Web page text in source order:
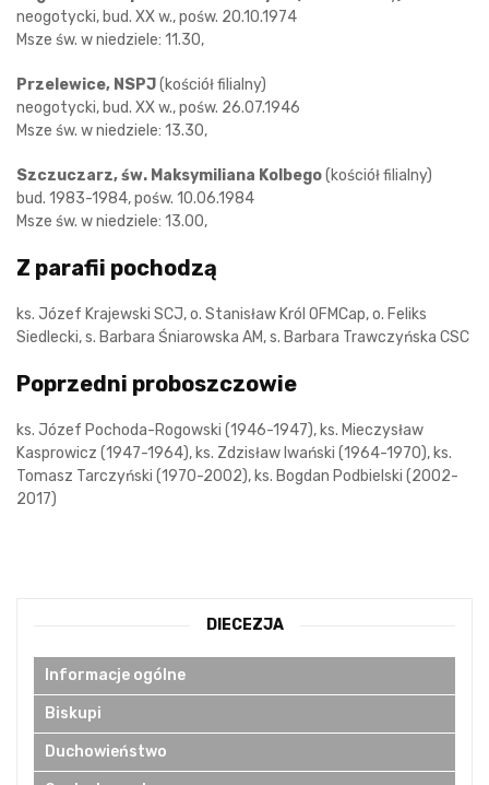
neogotycki, bud. XX w., pośw. 20.10.1974
Msze św. w niedziele: 11.30,
Przelewice, NSPJ(kościół filialny)
neogotycki, bud. XX w., pośw. 26.07.1946
Msze św. w niedziele: 13.30,
Szczuczarz, św. Maksymiliana Kolbego(kościół filialny)
bud. 1983-1984, pośw. 10.06.1984
Msze św. w niedziele: 13.00,
Z parafii pochodzą
ks. Józef Krajewski SCJ, o. Stanisław Król OFMCap, o. Feliks
Siedlecki, s. Barbara Śniarowska AM, s. Barbara Trawczyńska CSC
Poprzedni proboszczowie
ks. Józef Pochoda-Rogowski (1946-1947), ks. Mieczysław
Kasprowicz (1947-1964), ks. Zdzisław Iwański (1964-1970), ks.
Tomasz Tarczyński (1970-2002), ks. Bogdan Podbielski (2002-
2017)
DIECEZJA
Informacje ogólne
Biskupi
Duchowieństwo